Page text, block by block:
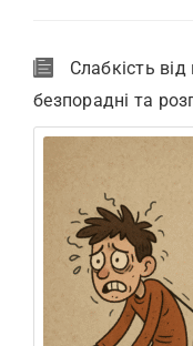
Слабкість
безпорадні та